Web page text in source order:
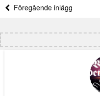
Föregående inlägg